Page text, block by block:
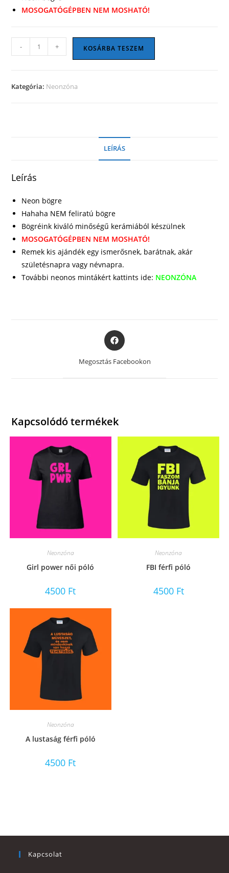
MOSOGATÓGÉPBEN NEM MOSHATÓ!
NEM
mennyiség
- + KOSÁRBA TESZEM
Kategória: Neonzóna
LEÍRÁS
Leírás
Neon bögre
Hahaha NEM feliratú bögre
Bögréink kiváló minőségű kerámiából készülnek
MOSOGATÓGÉPBEN NEM MOSHATÓ!
Remek kis ajándék egy ismerősnek, barátnak, akár
születésnapra vagy névnapra.
További neonos mintákért kattints ide: NEONZÓNA
Opens
in
a
Megosztás Facebookon
Kapcsolódó termékek
Neonzóna
Girl power női póló
4500 Ft
Neonzóna
FBI férfi póló
4500 Ft
Neonzóna
A lustaság férfi póló
4500 Ft
Kapcsolat